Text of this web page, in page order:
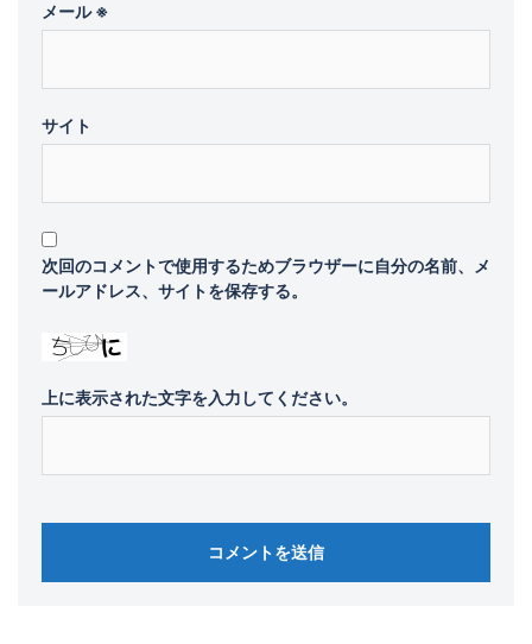
メール※
サイト
次回のコメントで使用するためブラウザーに自分の名前、メ
ールアドレス、サイトを保存する。
上に表示された文字を入力してください。